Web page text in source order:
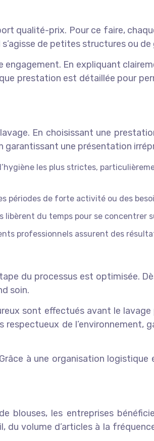
qualité-prix. Pour ce faire,
de petites structures ou
En expliquant
prestation est détaillée pour
En choisissant une
une présentation
les plus strictes,
périodes de forte activité ou des
libèrent du temps pour se concentrer
professionnels assurent des
du processus est optimisée.
soin.
sont effectués avant le
de
à une organisation
les entreprises
volume d’articles à la